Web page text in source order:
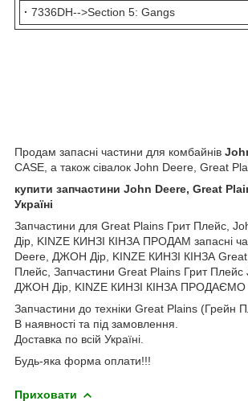
· 7336DH-->Section 5: Gangs
Продам запасні частини для комбайнів
CASE, а також сівалок John Deere, Great
купити запчастини John Deere, Great
Україні
Запчастини для Great Plains Грит Плейс,
Дір, KINZE КИНЗІ КІНЗА ПРОДАМ запасні
Deere, ДЖОН Дір, KINZE КИНЗІ КІНЗА Great
Плейс, Запчастини Great Plains Грит Плейс
ДЖОН Дір, KINZE КИНЗІ КІНЗА ПРОДАЄМО
Запчастини до техніки Great Plains (Грейн
В наявності та під замовлення.
Доставка по всій Україні.
Будь-яка форма оплати!!!
Приховати